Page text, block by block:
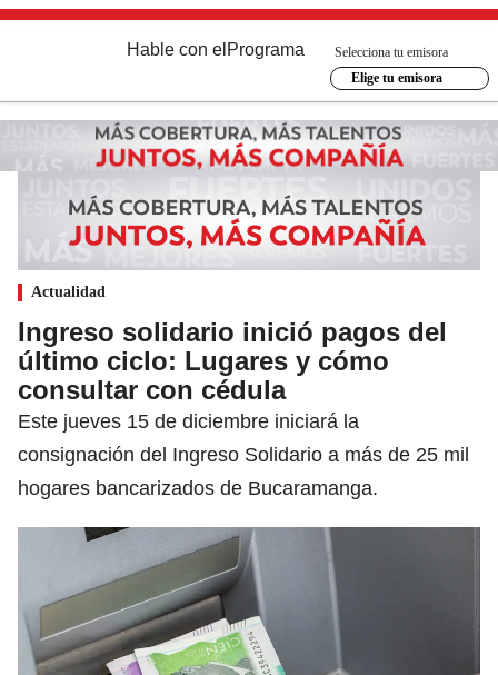
Hable con el Programa
Selecciona tu emisora
Elige tu emisora
Actualidad
Ingreso solidario inició pagos del
último ciclo: Lugares y cómo
consultar con cédula
Este jueves 15 de diciembre iniciará la
consignación del Ingreso Solidario a más de 25 mil
hogares bancarizados de Bucaramanga.